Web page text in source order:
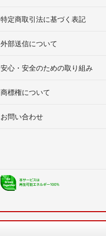
特定商取引法に基づく表記
外部送信について
安心・安全のための取り組み
商標権について
お問い合わせ